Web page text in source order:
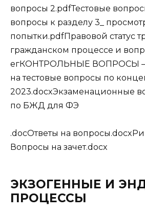
вопросы 2.pdfТестовые
вопросы к разделу 3_
попытки.pdfПравовой статус
гражданском процессе и
егКОНТРОЛЬНЫЕ ВОПРОСЫ —
на тестовые вопросы по
2023.docxЭкзаменационные
по БЖД для ФЭ
.docОтветы на
Вопросы на зачет.docx
ЭКЗОГЕННЫЕ И
ПРОЦЕССЫ